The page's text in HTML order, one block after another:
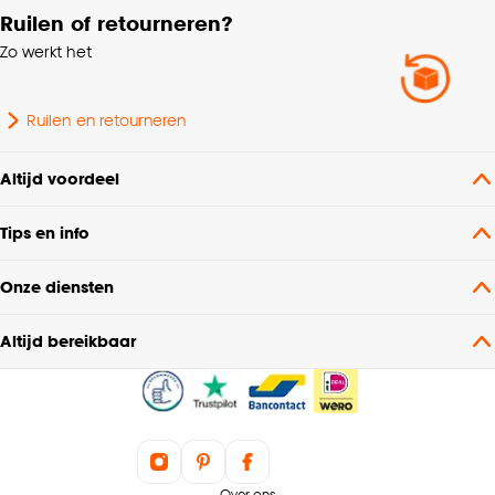
Bediening
Ruilen of retourneren?
Zo werkt het
Ruilen en retourneren
Altijd voordeel
Tips en info
Onze diensten
Altijd bereikbaar